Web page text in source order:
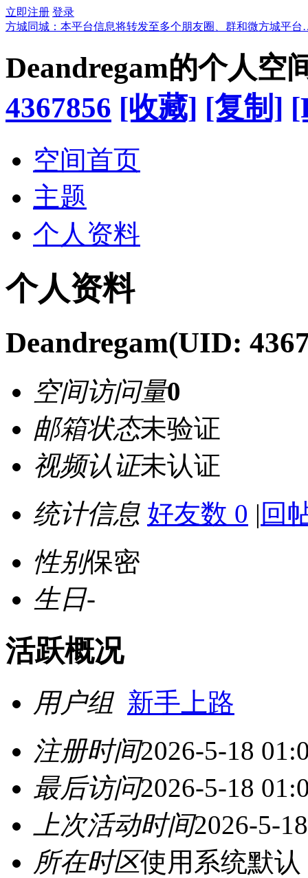
立即注册 登录
方城同城：本平台信息将转发至多个朋友圈、群和微方城平
Deandregam的个人空
4367856 [收藏] [复制]
空间首页
主题
个人资料
个人资料
Deandregam(UID:
空间访问量0
邮箱状态未验证
视频认证未认证
统计信息 好友数 0 | 回
性别保密
生日-
活跃概况
用户组 新手上路
注册时间2026-5-18
最后访问2026-5-18
上次活动时间2026-5-
所在时区使用系统默认